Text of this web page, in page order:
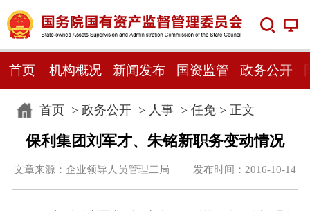
首页 机构概况 新闻发布 国资监管 政务公开
首页> 政务公开> 人事> 任免> 正文
保利集团刘军才、朱铭新职务变动情况
文章来源：企业领导人员管理二局 发布时间：2016-10-14